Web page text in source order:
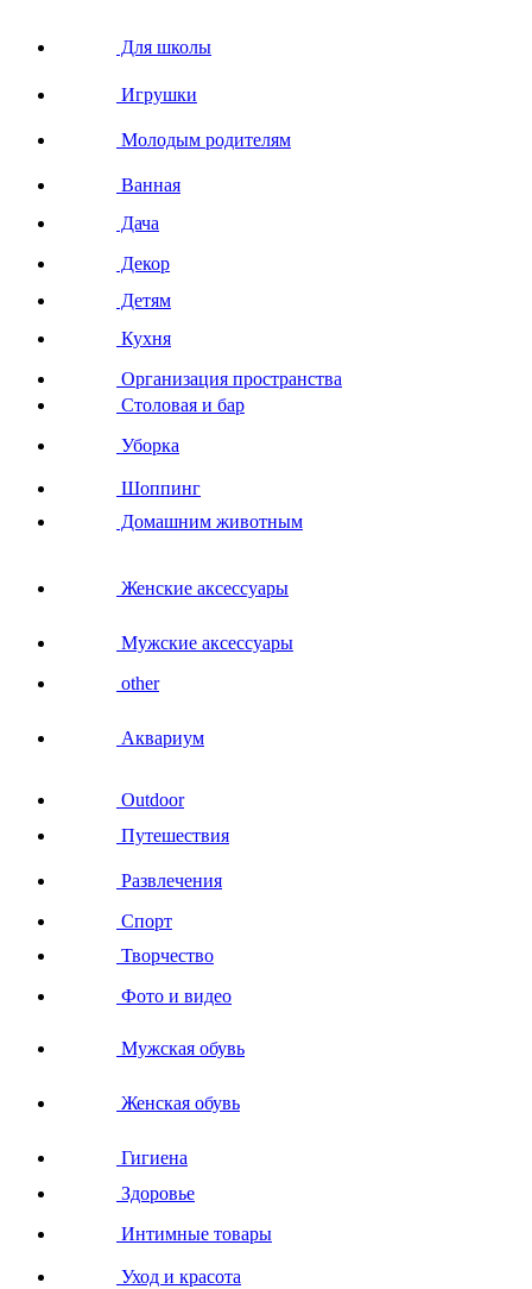
Для школы
Игрушки
Молодым родителям
Ванная
Дача
Декор
Детям
Кухня
Организация пространства
Столовая и бар
Уборка
Шоппинг
Домашним животным
Женские аксессуары
Мужские аксессуары
other
Аквариум
Outdoor
Путешествия
Развлечения
Спорт
Творчество
Фото и видео
Мужская обувь
Женская обувь
Гигиена
Здоровье
Интимные товары
Уход и красота